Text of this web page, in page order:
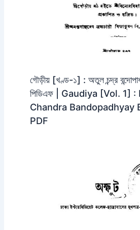
গৌড়ীয় [খণ্ড-১] : অতুল চন্দ্র
পিডিএফ | Gaudiya [Vol. 1]
Chandra Bandopadhyay
PDF